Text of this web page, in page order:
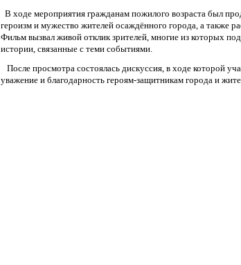
В ходе мероприятия гражданам пожилого возраста был
героизм и мужество жителей осаждённого города, а также
Фильм вызвал живой отклик зрителей, многие из которых
истории, связанные с теми событиями.
После просмотра состоялась дискуссия, в ходе которой
уважение и благодарность героям-защитникам города и